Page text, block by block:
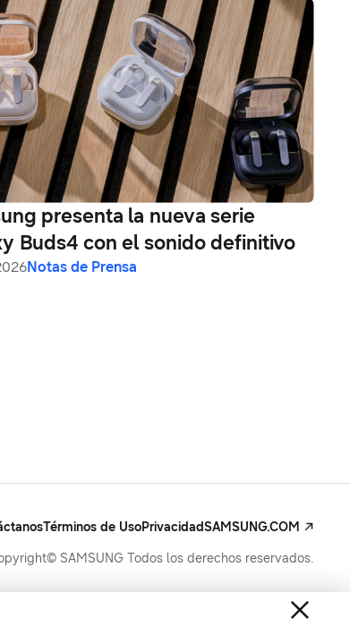
presenta la nueva serie
Buds4 con el sonido definitivo
Notas de Prensa
Términos de UsoPrivacidadSAMSUNG.COM
SAMSUNG Todos los derechos reservados.